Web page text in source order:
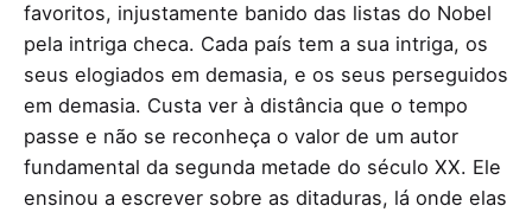
favoritos, injustamente banido das listas do Nobel
pela intriga checa. Cada país tem a sua intriga, os
seus elogiados em demasia, e os seus perseguidos
em demasia. Custa ver à distância que o tempo
passe e não se reconheça o valor de um autor
fundamental da segunda metade do século XX. Ele
ensinou a escrever sobre as ditaduras, lá onde elas